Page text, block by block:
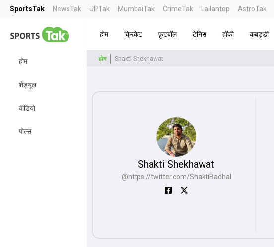
SportsTak NewsTak UPTak MumbaiTak CrimeTak Lallantop AstroTak
होम
शेड्यूल
वीडियो
पोल्स
होम क्रिकेट फ़ुटबॉल टेनिस हॉकी कबड्डी
होम Shakti Shekhawat
Shakti Shekhawat
@https://twitter.com/ShaktiBadhal